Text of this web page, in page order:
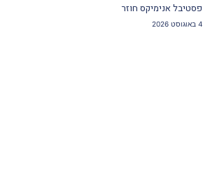
פסטיבל אנימיקס חוזר
4 באוגוסט 2026